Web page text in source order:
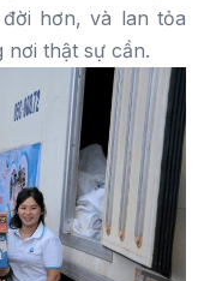
hơn, và lan tỏa
nơi thật sự cần.